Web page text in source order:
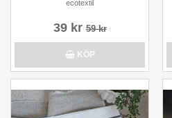
ecotextil
39 kr59 kr
KÖP